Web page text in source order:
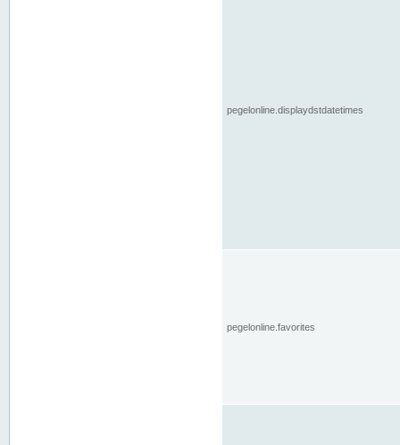
pegelonline.displaydstdatetimes
pegelonline.favorites